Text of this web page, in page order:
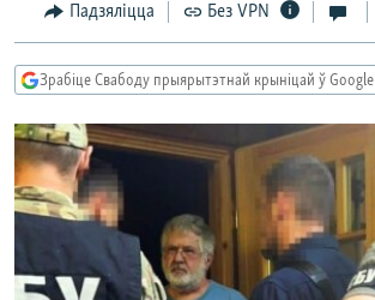
навігацыі
Перайсьці
да
ЭКАНОМІКА
ПАЛІТВЯЗЬНІ
КУЛЬТУРА
КАЛЯНДАР
ПАДКАСТЫ
PREMIUM
МОВА
НА ХВАЛЯХ СВАБОДЫ
ПАДКАСТЫ
Усе сайты РС/РСЭ
Падзяліцца Без VPN
Зрабіце Свабоду прыярытэтнай крыніцай ў Google